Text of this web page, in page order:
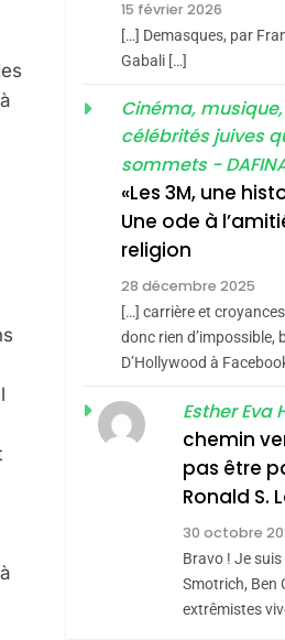
2025,
FRANCE
6
ISRAÉL
CE
JUDAISME
De
De
Du
DAFINA
15 février 2026
[…] Demasques, par
Gabali […]
Cinéma,
célébrités juives
sommets -
«Les 3M, une
Une ode à
religion
28 décembre 2025
[…] carrière et
donc rien d’impossible,
D’Hollywood à
Esther Eva
chemin
pas être
Ronald S.
30 octobre
Bravo ! Je
Smotrich, Ben
extrêmistes